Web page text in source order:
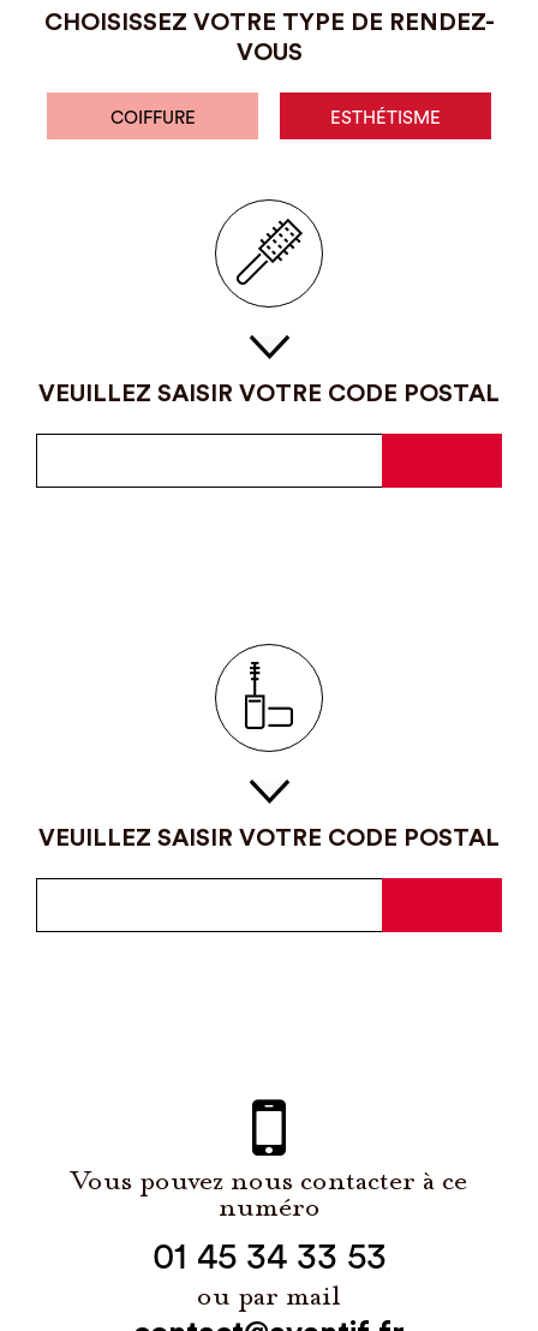
CHOISISSEZ VOTRE TYPE DE RENDEZ-
VOUS
COIFFURE ESTHÉTISME
VEUILLEZ SAISIR VOTRE CODE POSTAL
VEUILLEZ SAISIR VOTRE CODE POSTAL
Vous pouvez nous contacter à ce
numéro
01 45 34 33 53
ou par mail